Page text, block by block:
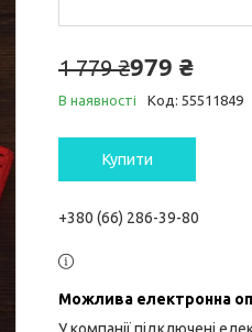
1 779 ₴979 ₴
В наявності Код: 55511849
Купити
+380 (66) 286-39-80
У компанії підключені